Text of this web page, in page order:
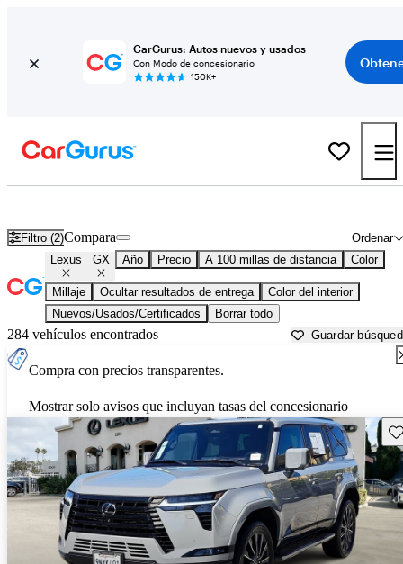
CarGurus: Autos nuevos y usados
Con Modo de concesionario
150K+
Filtro (2) Ordenar
Compara
Lexus GX Año Precio A 100 millas de distancia Color
Millaje Ocultar resultados de entrega
Color del interior
Nuevos/Usados/Certificados
Borrar todo
284 vehículos encontrados Guardar
Compra con precios transparentes.
Mostrar solo avisos que incluyan tasas del concesionario